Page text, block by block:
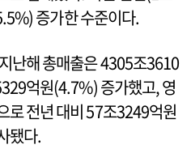
증가한 수준이다.
난해 총매출은 4305조3610
억원(4.7%) 증가했고, 영
로 전년 대비 57조3249억원
됐다.